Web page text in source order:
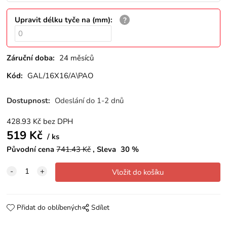
Upravit délku tyče na (mm):
Záruční doba: 24 měsíců
Kód: GAL/16X16/A\PAO
Dostupnost: Odeslání do 1-2 dnů
428.93 Kč bez DPH
519 Kč
ks
Původní cena 741.43Kč Sleva 30 %
Přidat do oblíbených Sdílet